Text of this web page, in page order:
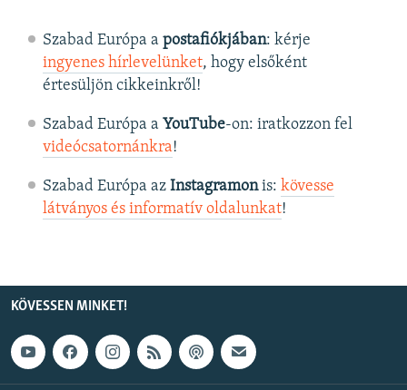
Szabad Európa a postafiókjában: kérje
ingyenes hírlevelünket, hogy elsőként
értesüljön cikkeinkről!
Szabad Európa a YouTube-on: iratkozzon fel
videócsatornánkra!
Szabad Európa az Instagramonis: kövesse
látványos és informatív oldalunkat! ​
KÖVESSEN MINKET!